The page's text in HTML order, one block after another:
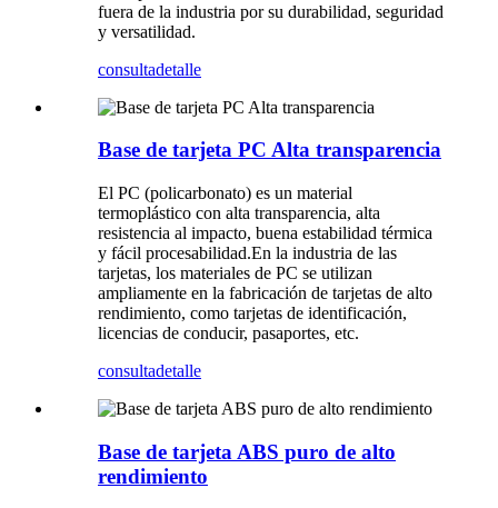
fuera de la industria por su durabilidad, seguridad
y versatilidad.
consultadetalle
Base de tarjeta PC Alta transparencia
El PC (policarbonato) es un material
termoplástico con alta transparencia, alta
resistencia al impacto, buena estabilidad térmica
y fácil procesabilidad.En la industria de las
tarjetas, los materiales de PC se utilizan
ampliamente en la fabricación de tarjetas de alto
rendimiento, como tarjetas de identificación,
licencias de conducir, pasaportes, etc.
consultadetalle
Base de tarjeta ABS puro de alto
rendimiento